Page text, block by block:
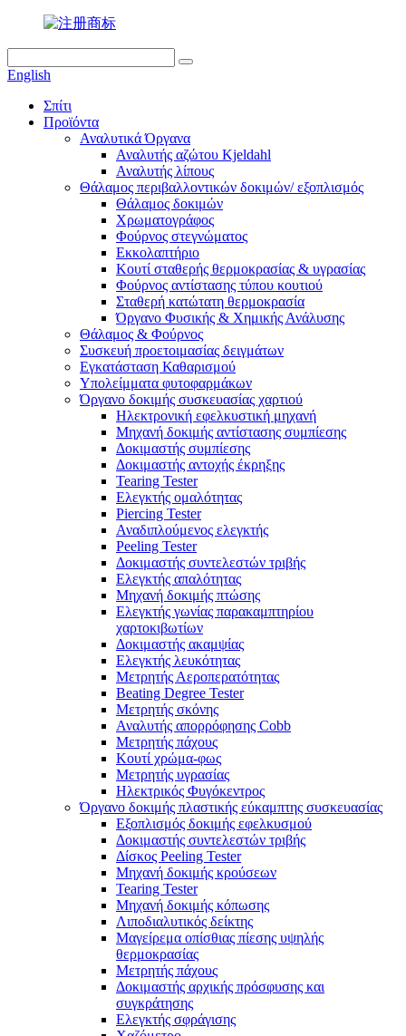
English
Σπίτι
Προϊόντα
Αναλυτικά Όργανα
Αναλυτής αζώτου Kjeldahl
Αναλυτής λίπους
Θάλαμος περιβαλλοντικών δοκιμών/ εξοπλισμός
Θάλαμος δοκιμών
Χρωματογράφος
Φούρνος στεγνώματος
Εκκολαπτήριο
Κουτί σταθερής θερμοκρασίας & υγρασίας
Φούρνος αντίστασης τύπου κουτιού
Σταθερή κατώτατη θερμοκρασία
Όργανο Φυσικής & Χημικής Ανάλυσης
Θάλαμος & Φούρνος
Συσκευή προετοιμασίας δειγμάτων
Εγκατάσταση Καθαρισμού
Υπολείμματα φυτοφαρμάκων
Όργανο δοκιμής συσκευασίας χαρτιού
Ηλεκτρονική εφελκυστική μηχανή
Μηχανή δοκιμής αντίστασης συμπίεσης
Δοκιμαστής συμπίεσης
Δοκιμαστής αντοχής έκρηξης
Tearing Tester
Ελεγκτής ομαλότητας
Piercing Tester
Αναδιπλούμενος ελεγκτής
Peeling Tester
Δοκιμαστής συντελεστών τριβής
Ελεγκτής απαλότητας
Μηχανή δοκιμής πτώσης
Ελεγκτής γωνίας παρακαμπτηρίου
χαρτοκιβωτίων
Δοκιμαστής ακαμψίας
Ελεγκτής λευκότητας
Μετρητής Αεροπερατότητας
Beating Degree Tester
Μετρητής σκόνης
Αναλυτής απορρόφησης Cobb
Μετρητής πάχους
Κουτί χρώμα-φως
Μετρητής υγρασίας
Ηλεκτρικός Φυγόκεντρος
Όργανο δοκιμής πλαστικής εύκαμπτης συσκευασίας
Εξοπλισμός δοκιμής εφελκυσμού
Δοκιμαστής συντελεστών τριβής
Δίσκος Peeling Tester
Μηχανή δοκιμής κρούσεων
Tearing Tester
Μηχανή δοκιμής κόπωσης
Λιποδιαλυτικός δείκτης
Μαγείρεμα οπίσθιας πίεσης υψηλής
θερμοκρασίας
Μετρητής πάχους
Δοκιμαστής αρχικής πρόσφυσης και
συγκράτησης
Ελεγκτής σφράγισης